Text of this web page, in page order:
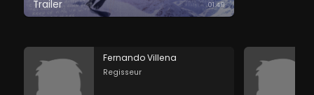
Trailer 01:49
Fernando Villena
Regisseur